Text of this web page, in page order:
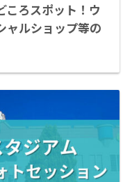
ころスポット！ウ
ャルショップ等の